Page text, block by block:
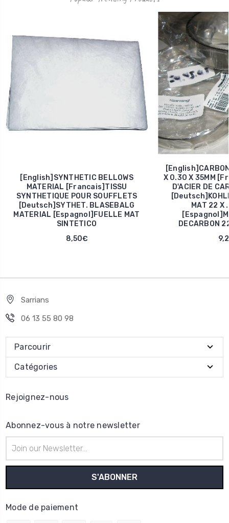
[English]SYNTHETIC BELLOWS
MATERIAL [Francais]TISSU
SYNTHETIQUE POUR SOUFFLETS
[Deutsch]SYTHET. BLASEBALG
MATERIAL [Espagnol]FUELLE MAT
SINTETICO
8,50€
X 0.30 X 35MM
D'ACIER DE
MAT 22 X
DECARBON
Sarrians
06 13 55 80 98
Parcourir
Catégories
Rejoignez-nous
Abonnez-vous à notre newsletter
e-
mail
Mode de paiement